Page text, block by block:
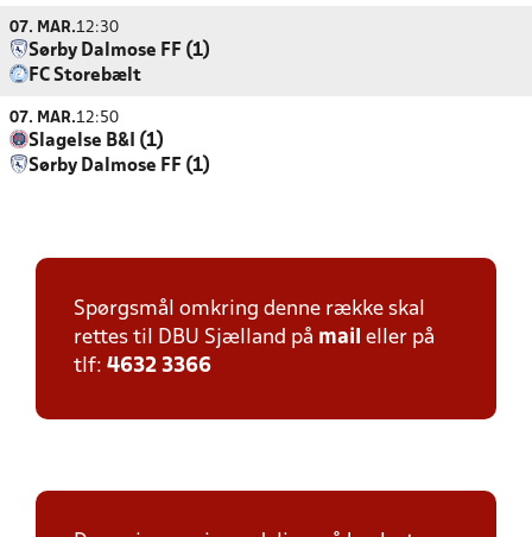
07. MAR.12:30
Sørby Dalmose FF (1)
FC Storebælt
07. MAR.12:50
Slagelse B&I (1)
Sørby Dalmose FF (1)
Spørgsmål omkring denne række skal
rettes til DBU Sjælland på mail eller på
tlf: 4632 3366